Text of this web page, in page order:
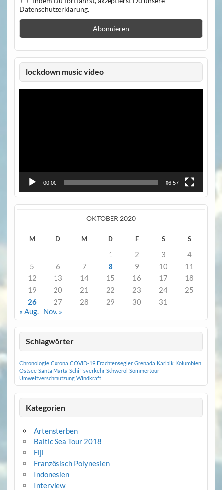
Datenschutzerklärung.
lockdown music video
Video-
00:00 06:57
OKTOBER 2020
M D M D F S S
1 2 3
4
5
6 7 8 9 10
11
12
13 14 15 16 17
18
19
20 21 22 23 24
25
26
27 28 29 30
31
« Aug. Nov. »
Schlagwörter
Chronologie Corona COVID-19 Frachtensegler Grenada Karibik Kolumbien
Ostsee Santa Marta Schiffsverkehr Schweröl Sommertour
Umweltverschmutzung Windkraft
Kategorien
Artensterben
Baltic Sea Tour 2018
Fiji
Französisch Polynesien
Indonesien
Interview